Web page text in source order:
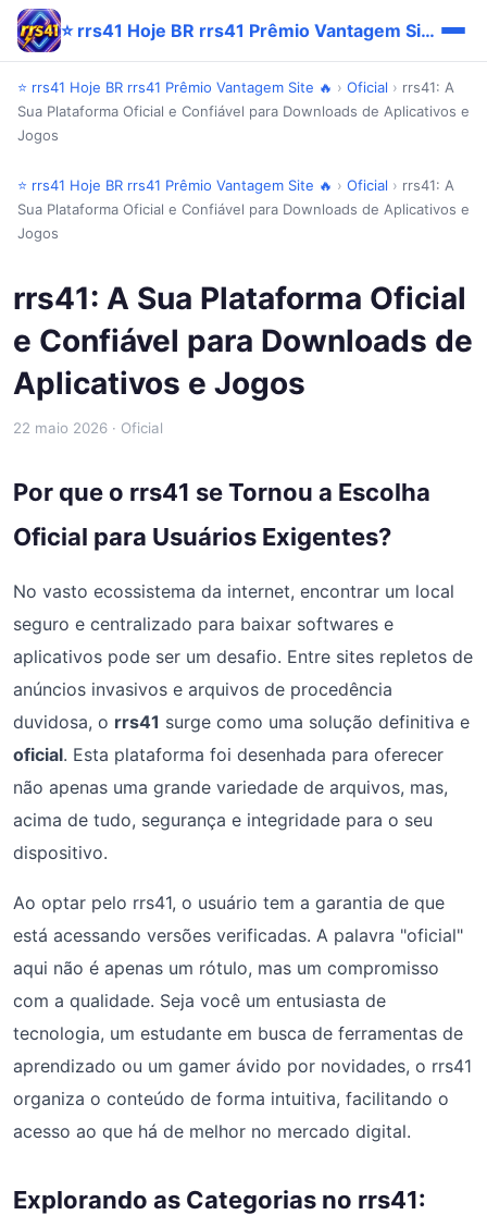
⭐ rrs41 Hoje BR rrs41 Prêmio Vantagem Site 🔥
⭐ rrs41 Hoje BR rrs41 Prêmio Vantagem Site 🔥 › Oficial › rrs41: A
Sua Plataforma Oficial e Confiável para Downloads de Aplicativos e
Jogos
⭐ rrs41 Hoje BR rrs41 Prêmio Vantagem Site 🔥 › Oficial › rrs41: A
Sua Plataforma Oficial e Confiável para Downloads de Aplicativos e
Jogos
rrs41: A Sua Plataforma Oficial
e Confiável para Downloads de
Aplicativos e Jogos
22 maio 2026 · Oficial
Por que o rrs41 se Tornou a Escolha
Oficial para Usuários Exigentes?
No vasto ecossistema da internet, encontrar um local
seguro e centralizado para baixar softwares e
aplicativos pode ser um desafio. Entre sites repletos de
anúncios invasivos e arquivos de procedência
duvidosa, o rrs41 surge como uma solução definitiva e
oficial. Esta plataforma foi desenhada para oferecer
não apenas uma grande variedade de arquivos, mas,
acima de tudo, segurança e integridade para o seu
dispositivo.
Ao optar pelo rrs41, o usuário tem a garantia de que
está acessando versões verificadas. A palavra "oficial"
aqui não é apenas um rótulo, mas um compromisso
com a qualidade. Seja você um entusiasta de
tecnologia, um estudante em busca de ferramentas de
aprendizado ou um gamer ávido por novidades, o rrs41
organiza o conteúdo de forma intuitiva, facilitando o
acesso ao que há de melhor no mercado digital.
Explorando as Categorias no rrs41: